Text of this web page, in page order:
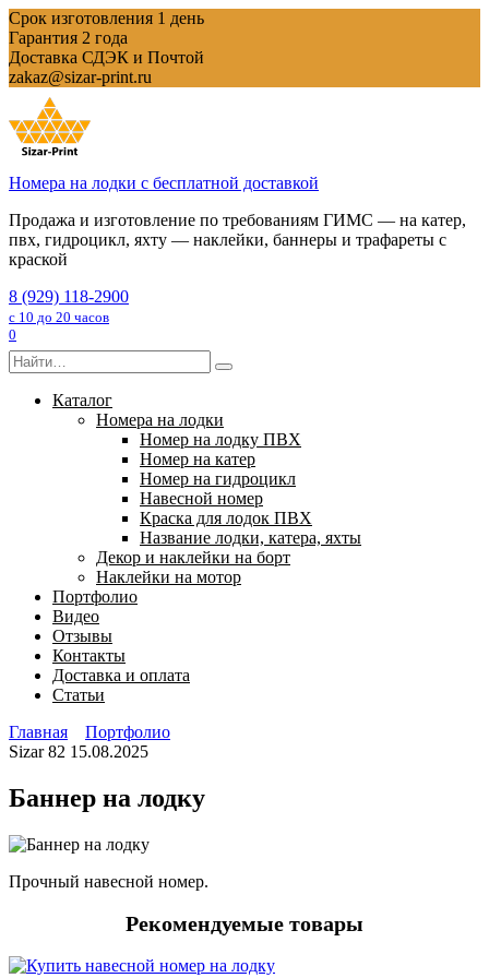
Перейти
к
содержанию
Срок изготовления 1 день
Гарантия 2 года
Доставка СДЭК и Почтой
zakaz@sizar-print.ru
Номера на лодки с бесплатной доставкой
Продажа и изготовление по требованиям ГИМС — на катер,
пвх, гидроцикл, яхту — наклейки, баннеры и трафареты с
краской
8 (929) 118-2900
с 10 до 20 часов
0
Search
for:
Каталог
Номера на лодки
Номер на лодку ПВХ
Номер на катер
Номер на гидроцикл
Навесной номер
Краска для лодок ПВХ
Название лодки, катера, яхты
Декор и наклейки на борт
Наклейки на мотор
Портфолио
Видео
Отзывы
Контакты
Доставка и оплата
Статьи
Главная
Портфолио
Sizar 82 15.08.2025
Баннер на лодку
Прочный навесной номер.
Рекомендуемые товары